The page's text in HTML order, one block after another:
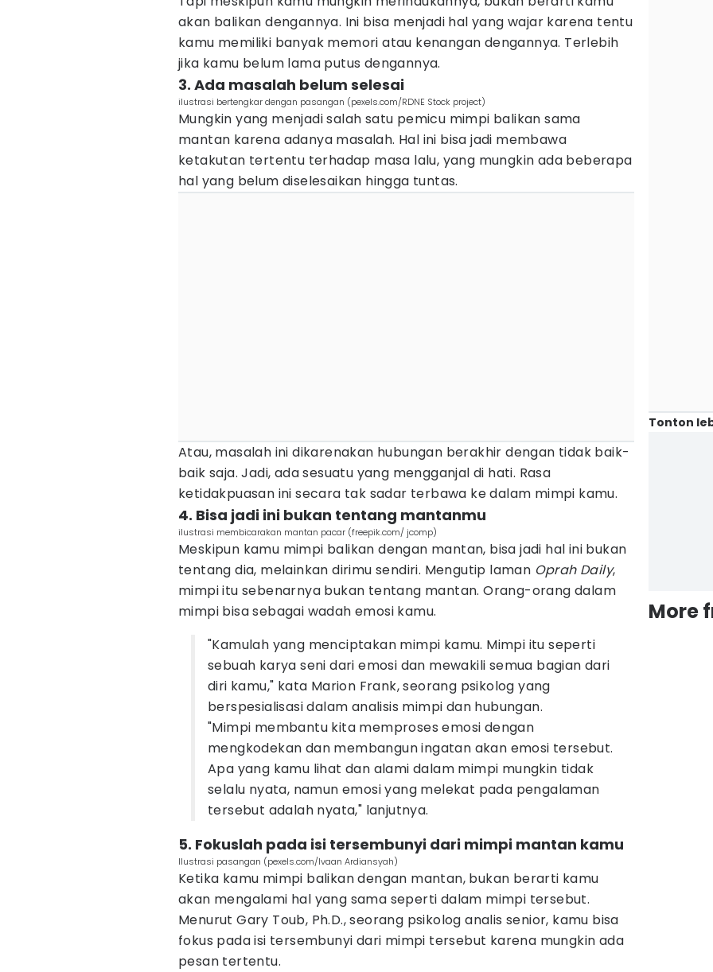
akan balikan dengannya. Ini bisa menjadi hal yang wajar karena tentu
kamu memiliki banyak memori atau kenangan dengannya. Terlebih
jika kamu belum lama putus dengannya.
3. Ada masalah belum selesai
ilustrasi bertengkar dengan pasangan (pexels.com/RDNE Stock project)
Mungkin yang menjadi salah satu pemicu mimpi balikan sama
mantan karena adanya masalah. Hal ini bisa jadi membawa
ketakutan tertentu terhadap masa lalu, yang mungkin ada beberapa
hal yang belum diselesaikan hingga tuntas.
Atau, masalah ini dikarenakan hubungan berakhir dengan tidak baik-
baik saja. Jadi, ada sesuatu yang mengganjal di hati. Rasa
ketidakpuasan ini secara tak sadar terbawa ke dalam mimpi kamu.
4. Bisa jadi ini bukan tentang mantanmu
ilustrasi membicarakan mantan pacar (freepik.com/ jcomp)
Meskipun kamu mimpi balikan dengan mantan, bisa jadi hal ini bukan
tentang dia, melainkan dirimu sendiri. Mengutip laman Oprah Daily,
mimpi itu sebenarnya bukan tentang mantan. Orang-orang dalam
mimpi bisa sebagai wadah emosi kamu.
"Kamulah yang menciptakan mimpi kamu. Mimpi itu seperti
sebuah karya seni dari emosi dan mewakili semua bagian dari
diri kamu," kata Marion Frank, seorang psikolog yang
berspesialisasi dalam analisis mimpi dan hubungan.
"Mimpi membantu kita memproses emosi dengan
mengkodekan dan membangun ingatan akan emosi tersebut.
Apa yang kamu lihat dan alami dalam mimpi mungkin tidak
selalu nyata, namun emosi yang melekat pada pengalaman
tersebut adalah nyata," lanjutnya.
5. Fokuslah pada isi tersembunyi dari mimpi mantan kamu
Ilustrasi pasangan (pexels.com/Ivaan Ardiansyah)
Ketika kamu mimpi balikan dengan mantan, bukan berarti kamu
akan mengalami hal yang sama seperti dalam mimpi tersebut.
Menurut Gary Toub, Ph.D., seorang psikolog analis senior, kamu bisa
fokus pada isi tersembunyi dari mimpi tersebut karena mungkin ada
pesan tertentu.
Tonton
More